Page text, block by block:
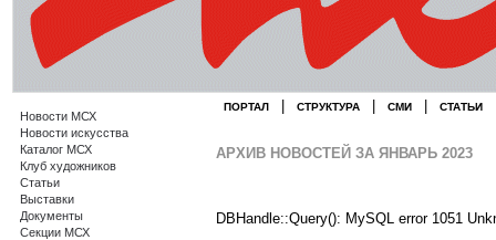
Новости МСХ
Новости искусства
Каталог МСХ
Клуб художников
Статьи
Выставки
Документы
Секции МСХ
ПОРТАЛ СТРУКТУРА СМИ СТАТЬИ
АРХИВ НОВОСТЕЙ ЗА ЯНВАРЬ 2023
DBHandle::Query(): MySQL error 1051